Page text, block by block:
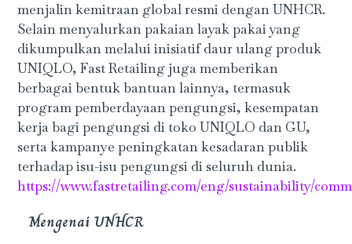
menjalin kemitraan global resmi dengan UNHCR.
Selain menyalurkan pakaian layak pakai yang
dikumpulkan melalui inisiatif daur ulang produk
UNIQLO, Fast Retailing juga memberikan
berbagai bentuk bantuan lainnya, termasuk
program pemberdayaan pengungsi, kesempatan
kerja bagi pengungsi di toko UNIQLO dan GU,
serta kampanye peningkatan kesadaran publik
terhadap isu-isu pengungsi di seluruh dunia.
https://www.fastretailing.com/eng/sustainability/
Mengenai UNHCR